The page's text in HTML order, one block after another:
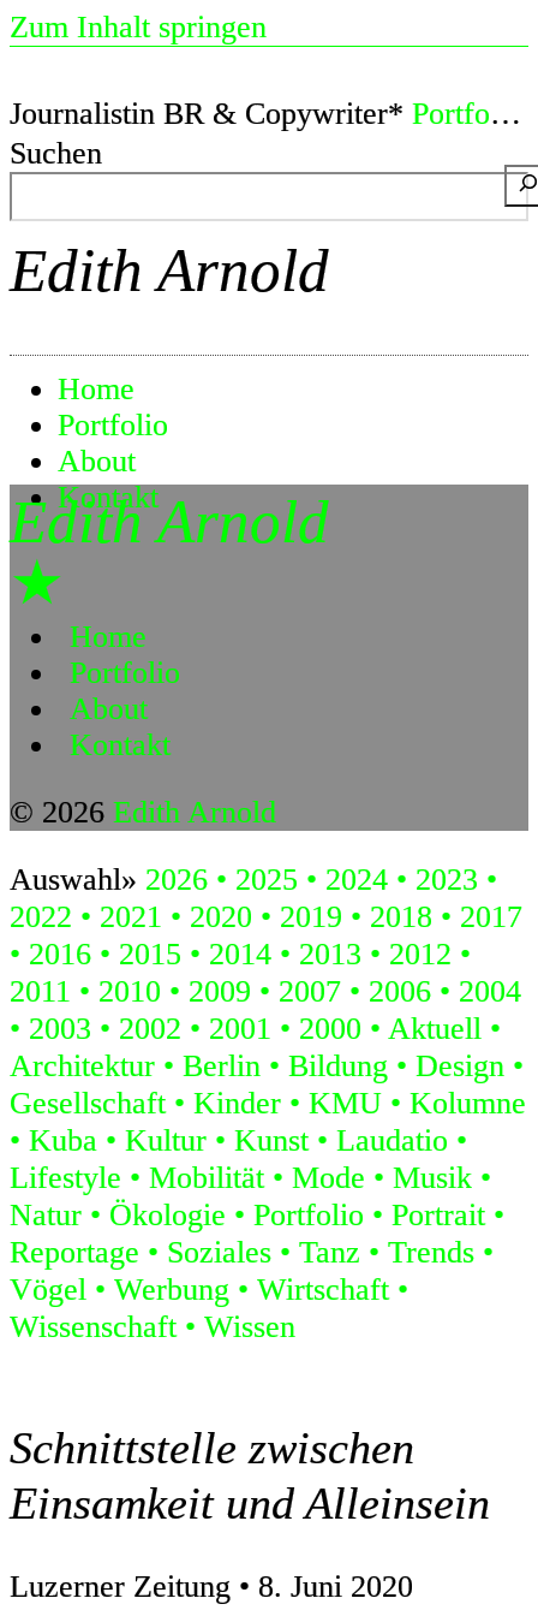
Zum Inhalt springen
Journalistin BR & Copywriter* Portfolio
Suchen
Edith Arnold
Home
Portfolio
About
Kontakt
★
Edith Arnold
Home
Portfolio
About
Kontakt
© 2026 Edith Arnold
Auswahl» 2026 2025 2024
2023
2022
2021 2020 2019 2018
2017
2016
2015 2014 2013
2012
2011
2010 2009 2007 2006
2004
2003
2002 2001 2000
Aktuell
Architektur
Berlin Bildung
Design
Gesellschaft
Kinder KMU
Kolumne
Kuba
Kultur Kunst
Laudatio
Lifestyle
Mobilität Mode
Musik
Natur
Ökologie Portfolio
Portrait
Reportage
Soziales Tanz
Trends
Vögel
Werbung
Wirtschaft
Wissenschaft
Wissen
Schnittstelle zwischen
Einsamkeit und Alleinsein
Luzerner Zeitung • 8. Juni 2020